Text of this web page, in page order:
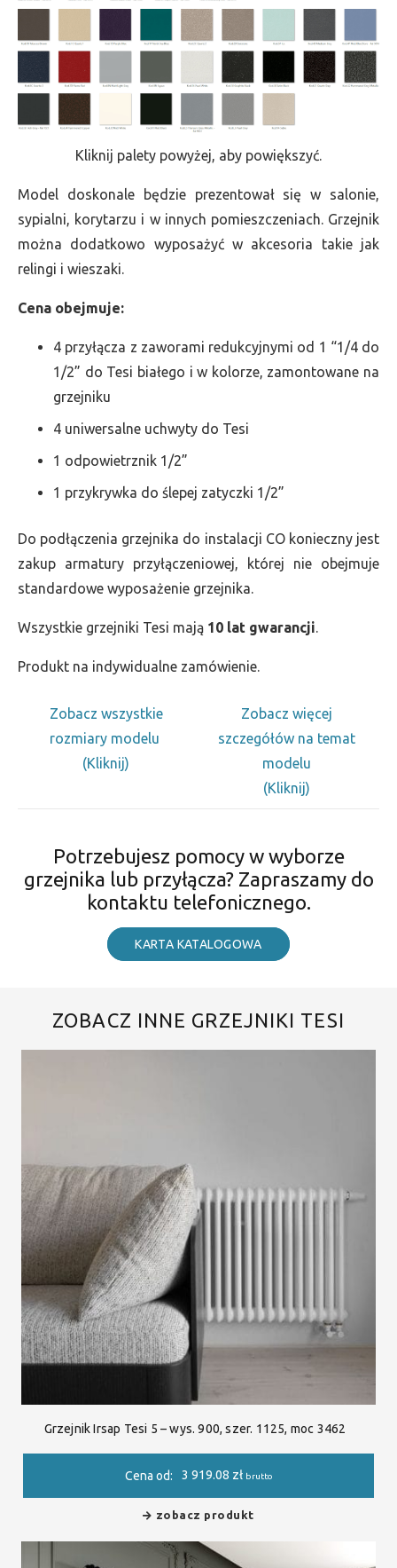
Kliknij palety powyżej, aby powiększyć.
Model doskonale będzie prezentował się w salonie,
sypialni, korytarzu i w innych pomieszczeniach. Grzejnik
można dodatkowo wyposażyć w akcesoria takie jak
relingi i wieszaki.
Cena obejmuje:
4 przyłącza z zaworami redukcyjnymi od 1 “1/4 do
1/2” do Tesi białego i w kolorze, zamontowane na
grzejniku
4 uniwersalne uchwyty do Tesi
1 odpowietrznik 1/2”
1 przykrywka do ślepej zatyczki 1/2”
Do podłączenia grzejnika do instalacji CO konieczny jest
zakup armatury przyłączeniowej, której nie obejmuje
standardowe wyposażenie grzejnika.
Wszystkie grzejniki Tesi mają 10 lat gwarancji.
Produkt na indywidualne zamówienie.
Zobacz wszystkie
rozmiary modelu
(Kliknij)
Zobacz więcej
szczegółów na temat
modelu
(Kliknij)
Potrzebujesz pomocy w wyborze
grzejnika lub przyłącza? Zapraszamy do
kontaktu telefonicznego.
KARTA KATALOGOWA
ZOBACZ INNE GRZEJNIKI TESI
Grzejnik Irsap Tesi 5 – wys. 900, szer. 1125, moc 3462
Cena od: 3 919.08 zł brutto
zobacz produkt